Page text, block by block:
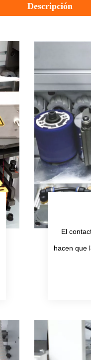
Descripción
El
hacen que